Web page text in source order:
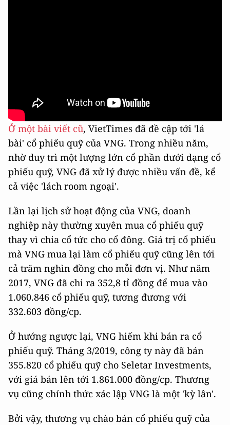
Ở một bài viết cũ, VietTimes đã đề cập tới 'lá
bài' cổ phiếu quỹ của VNG. Trong nhiều năm,
nhờ duy trì một lượng lớn cổ phần dưới dạng cổ
phiếu quỹ, VNG đã xử lý được nhiều vấn đề, kể
cả việc 'lách room ngoại'.
Lần lại lịch sử hoạt động của VNG, doanh
nghiệp này thường xuyên mua cổ phiếu quỹ
thay vì chia cổ tức cho cổ đông. Giá trị cổ phiếu
mà VNG mua lại làm cổ phiếu quỹ cũng lên tới
cả trăm nghìn đồng cho mỗi đơn vị. Như năm
2017, VNG đã chi ra 352,8 tỉ đồng để mua vào
1.060.846 cổ phiếu quỹ, tương đương với
332.603 đồng/cp.
Ở hướng ngược lại, VNG hiếm khi bán ra cổ
phiếu quỹ. Tháng 3/2019, công ty này đã bán
355.820 cổ phiếu quỹ cho Seletar Investments,
với giá bán lên tới 1.861.000 đồng/cp. Thương
vụ cũng chính thức xác lập VNG là một 'kỳ lân'.
Bởi vậy, thương vụ chào bán cổ phiếu quỹ của